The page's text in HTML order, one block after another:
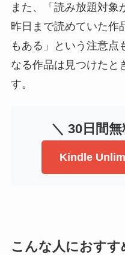
また、「読み放題対象
昨日まで読めていた作
もある」という注意点
なる作品は見つけたと
す。
＼ 30日間
Kindle
こんな人におすす